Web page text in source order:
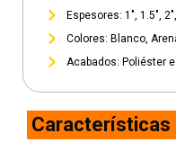
Espesores: 1", 1.5",
Colores: Blanco,
Acabados: Poliéster
Características